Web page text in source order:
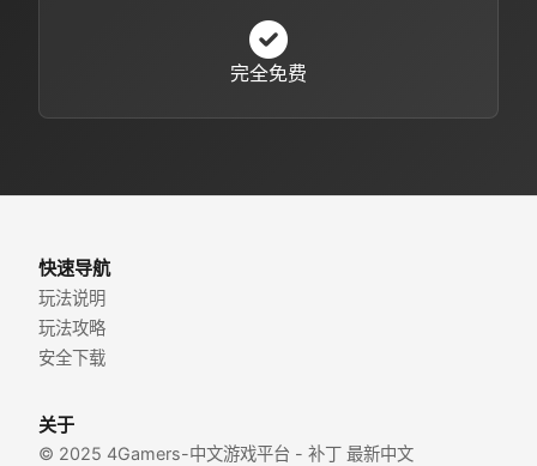
完全免费
快速导航
玩法说明
玩法攻略
安全下载
关于
© 2025 4Gamers-中文游戏平台 - 补丁 最新中文